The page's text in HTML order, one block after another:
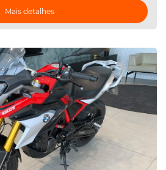
Mais detalhes